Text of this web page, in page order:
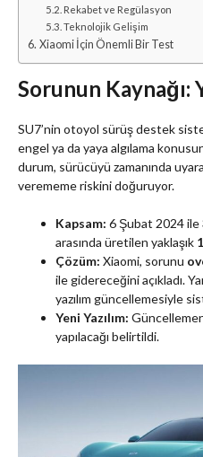
Rekabet ve Regülasyon
Teknolojik Gelişim
Xiaomi İçin Önemli Bir Test
Sorunun Kaynağı:
SU7’nin otoyol sürüş destek
engel ya da yaya algılama
durum, sürücüyü zamanında
verememe riskini doğuruyor.
Kapsam: 6 Şubat 2024
arasında üretilen yaklaşık
Çözüm: Xiaomi, sorunu
ile gidereceğini açıkladı.
yazılım güncellemesiyle
Yeni Yazılım:
yapılacağı belirtildi.